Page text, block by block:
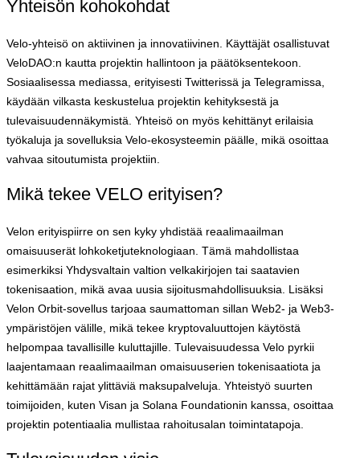
Yhteisön kohokohdat
Velo-yhteisö on aktiivinen ja innovatiivinen. Käyttäjät osallistuvat
VeloDAO:n kautta projektin hallintoon ja päätöksentekoon.
Sosiaalisessa mediassa, erityisesti Twitterissä ja Telegramissa,
käydään vilkasta keskustelua projektin kehityksestä ja
tulevaisuudennäkymistä. Yhteisö on myös kehittänyt erilaisia
työkaluja ja sovelluksia Velo-ekosysteemin päälle, mikä osoittaa
vahvaa sitoutumista projektiin.
Mikä tekee VELO erityisen?
Velon erityispiirre on sen kyky yhdistää reaalimaailman
omaisuuserät lohkoketjuteknologiaan. Tämä mahdollistaa
esimerkiksi Yhdysvaltain valtion velkakirjojen tai saatavien
tokenisaation, mikä avaa uusia sijoitusmahdollisuuksia. Lisäksi
Velon Orbit-sovellus tarjoaa saumattoman sillan Web2- ja Web3-
ympäristöjen välille, mikä tekee kryptovaluuttojen käytöstä
helpompaa tavallisille kuluttajille. Tulevaisuudessa Velo pyrkii
laajentamaan reaalimaailman omaisuuserien tokenisaatiota ja
kehittämään rajat ylittäviä maksupalveluja. Yhteistyö suurten
toimijoiden, kuten Visan ja Solana Foundationin kanssa, osoittaa
projektin potentiaalia mullistaa rahoitusalan toimintatapoja.